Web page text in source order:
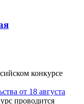
конкурсе
от 18 августа
проводится